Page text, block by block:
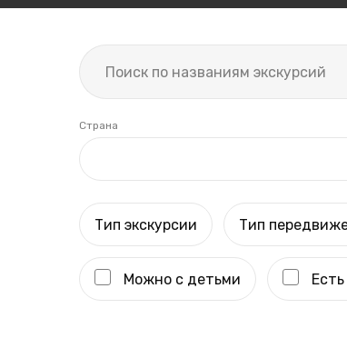
Страна
Тип экскурсии Тип
Можно с детьми